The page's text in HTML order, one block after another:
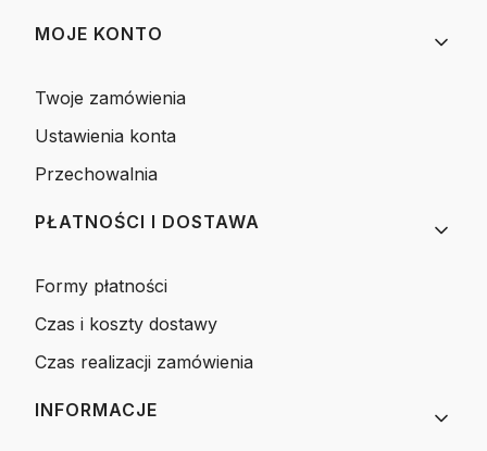
MOJE KONTO
Twoje zamówienia
Ustawienia konta
Przechowalnia
PŁATNOŚCI I DOSTAWA
Formy płatności
Czas i koszty dostawy
Czas realizacji zamówienia
INFORMACJE